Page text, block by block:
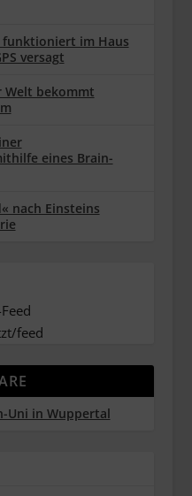
funktioniert im Haus
versagt
Welt bekommt
eines Brain-
nach Einsteins
feed
Uni in Wuppertal